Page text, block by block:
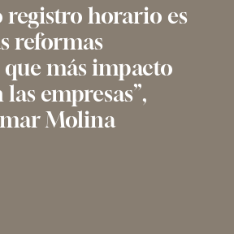
registro horario es
reformas
más impacto
empresas”,
Molina